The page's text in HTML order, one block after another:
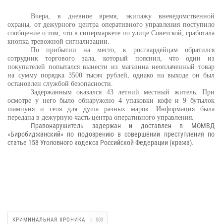
Вчера, в дневное время, экипажу вневедомственной
охраны, от дежурного центра оперативного управления поступило
сообщение о том, что в гипермаркете по улице Советской, сработала
кнопка тревожной сигнализации.
По прибытии на место, к росгвардейцам обратился
сотрудник торгового зала, который пояснил, что один из
покупателей попытался вынести из магазина неоплаченный товар
на сумму порядка 3500 тысяч рублей, однако на выходе он был
остановлен службой безопасности.
Задержанным оказался 43 летний местный житель. При
осмотре у него было обнаружено 4 упаковки кофе и 9 бутылок
шампуня и геля для душа разных марок. Информация была
передана в дежурную часть центра оперативного управления.
Правонарушитель задержан и доставлен в МОМВД
«Биробиджанский» по подозрению в совершении преступления по
статье 158 Уголовного кодекса Российской Федерации (кража).
КРИМИНАЛЬНАЯ ХРОНИКА 503